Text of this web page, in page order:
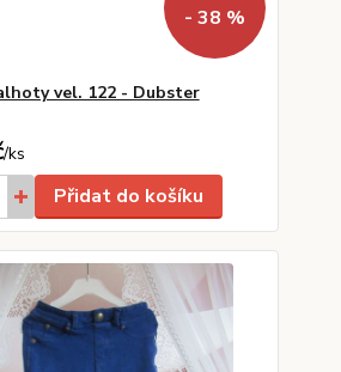
- 38 %
vel. 122 - Dubster
/ks
Přidat do košíku